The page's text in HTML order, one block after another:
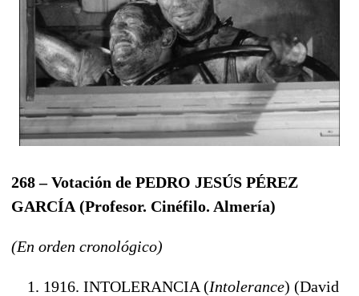
268 – Votación de PEDRO JESÚS PÉREZ
GARCÍA (Profesor. Cinéfilo. Almería)
(En orden cronológico)
1916. INTOLERANCIA (Intolerance) (David